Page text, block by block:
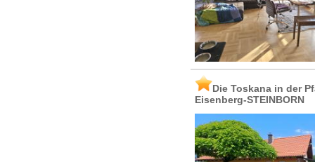
Die Toskana in der
Eisenberg-STEINBORN